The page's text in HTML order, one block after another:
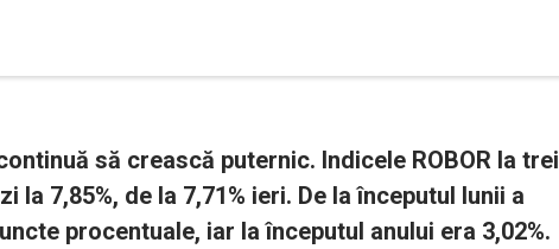
să crească puternic. Indicele ROBOR la trei
la 7,85%, de la 7,71% ieri. De la începutul lunii a
procentuale, iar la începutul anului era 3,02%.